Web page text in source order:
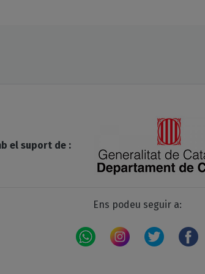
el suport de :
Ens podeu seguir a: